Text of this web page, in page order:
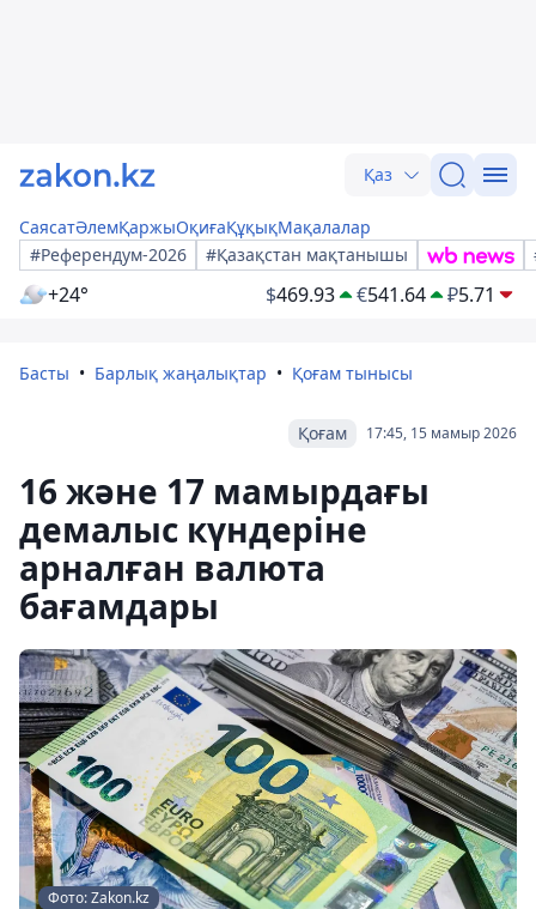
Қаз
СаясатӘлемҚаржыОқиғаҚұқықМақалалар
#Референдум-2026
#Қазақстан мақтанышы
+24° $469.93 €541.64 ₽5.71
Басты Барлық жаңалықтар Қоғам тынысы
17:45, 15 мамыр 2026
Қоғам
16 және 17 мамырдағы
демалыс күндеріне
арналған валюта
бағамдары
Фото: Zakon.kz